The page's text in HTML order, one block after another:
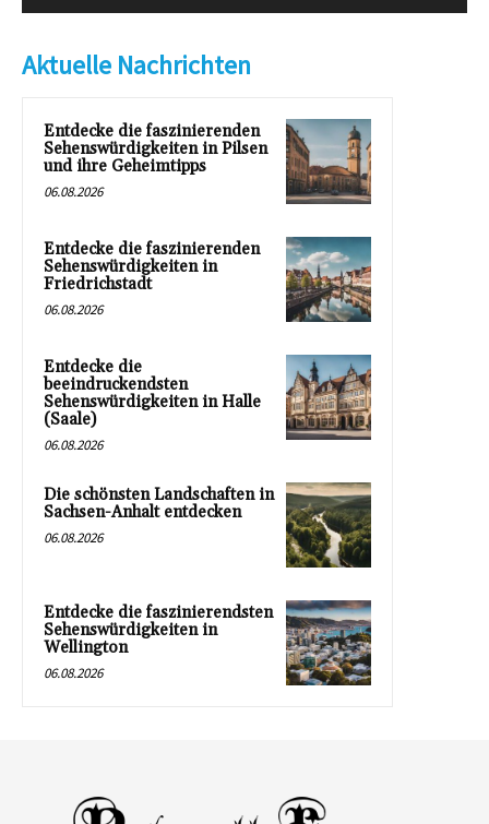
Aktuelle Nachrichten
Entdecke die faszinierenden
Sehenswürdigkeiten in Pilsen
und ihre Geheimtipps
06.08.2026
Entdecke die faszinierenden
Sehenswürdigkeiten in
Friedrichstadt
06.08.2026
Entdecke die
beeindruckendsten
Sehenswürdigkeiten in Halle
(Saale)
06.08.2026
Die schönsten Landschaften in
Sachsen-Anhalt entdecken
06.08.2026
Entdecke die faszinierendsten
Sehenswürdigkeiten in
Wellington
06.08.2026